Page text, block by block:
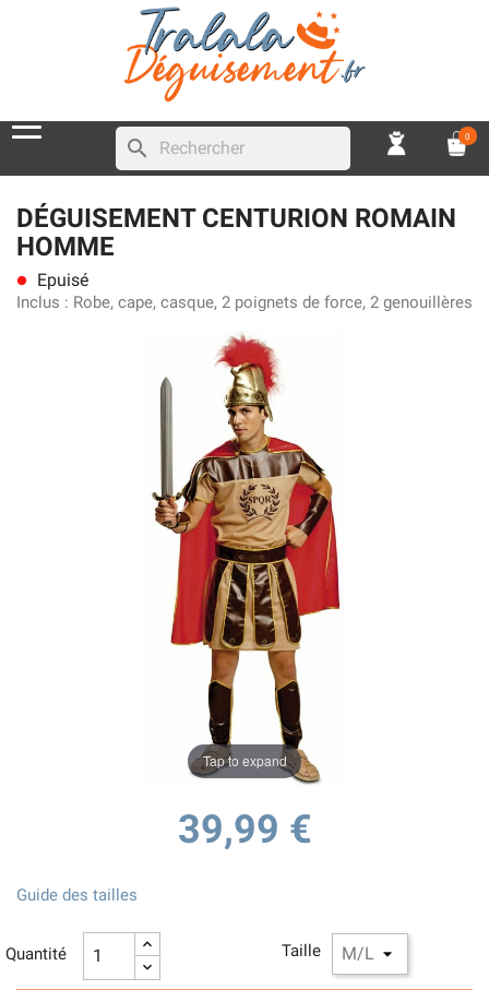
search 0
DÉGUISEMENT CENTURION ROMAIN
HOMME
lens Epuisé
Inclus : Robe, cape, casque, 2 poignets de force, 2 genouillères
Tap to expand
39,99 €
Taille
Guide des tailles
Quantité